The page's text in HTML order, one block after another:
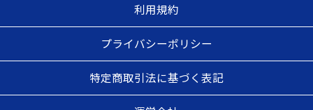
利用規約
プライバシーポリシー
特定商取引法に基づく表記